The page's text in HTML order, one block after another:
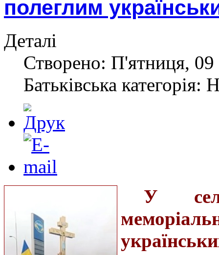
полеглим
Деталі
Створено: П'ятниця,
Батьківська категорія:
У